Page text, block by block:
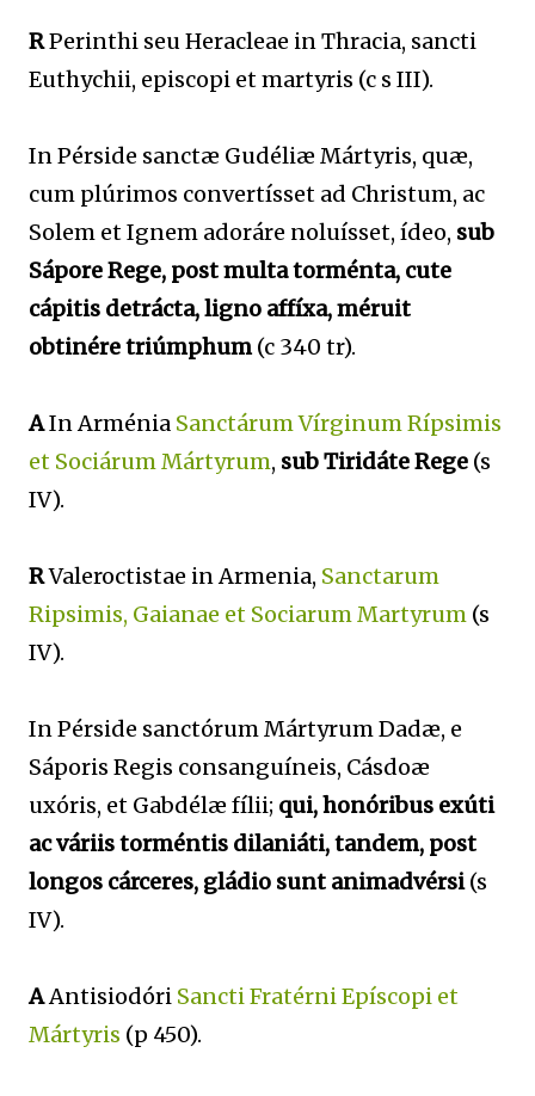
RPerinthi seu Heracleae in Thracia, sancti
Euthychii, episcopi et martyris (c s III).
In Pérside sanctæ Gudéliæ Mártyris, quæ,
cum plúrimos convertísset ad Christum, ac
Solem et Ignem adoráre noluísset, ídeo, sub
Sápore Rege, post multa torménta, cute
cápitis detrácta, ligno affíxa, méruit
obtinére triúmphum(c 340 tr).
AIn Arménia Sanctárum Vírginum Rípsimis
et Sociárum Mártyrum, sub Tiridáte Rege (s
IV).
RValeroctistae in Armenia, Sanctarum
Ripsimis, Gaianae et Sociarum Martyrum (s
IV).
In Pérside sanctórum Mártyrum Dadæ, e
Sáporis Regis consanguíneis, Cásdoæ
uxóris, et Gabdélæ fílii; qui, honóribus exúti
ac váriis torméntis dilaniáti, tandem, post
longos cárceres, gládio sunt animadvérsi(s
IV).
AAntisiodóri Sancti Fratérni Epíscopi et
Mártyris (p 450).